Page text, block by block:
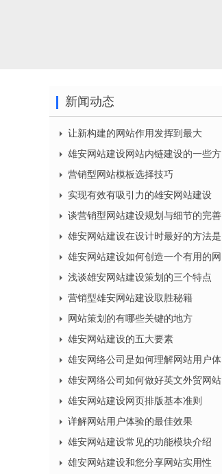
新闻动态
让新构建的网站作用发挥到最大
雄安网站建设网站内链建设的一些方
营销型网站模板选择技巧
实现有效有吸引力的雄安网站建设
谈营销型网站建设规划与细节的完善
雄安网站建设在设计时最好的方法是
雄安网站建设如何创造一个有用的网
浅谈雄安网站建设策划的三个特点
营销型雄安网站建设取胜秘籍
网站策划的有哪些关键的地方
雄安网站建设的五大要素
雄安网络公司是如何理解网站用户体
雄安网络公司如何做好英文外贸网站
雄安网站建设网页排版基本准则
详解网站用户体验的最佳效果
雄安网站建设常见的功能模块介绍
雄安网站建设和您分享网站实用性